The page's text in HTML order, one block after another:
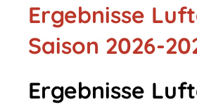
Ergebnisse
Saison 2026-
Ergebnisse